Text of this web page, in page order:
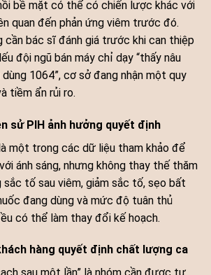
bề mặt có thể có chiến lược khác với
quan đến phản ứng viêm trước đó.
bác sĩ đánh giá trước khi can thiệp
đội ngũ bán máy chỉ dạy “thấy nâu
1064”, cơ sở đang nhận một quy
tiềm ẩn rủi ro.
sử PIH ảnh hưởng quyết định
một trong các dữ liệu tham khảo để
ánh sáng, nhưng không thay thế thăm
sắc tố sau viêm, giảm sắc tố, sẹo bất
đang dùng và mức độ tuân thủ
có thể làm thay đổi kế hoạch.
hàng quyết định chất lượng ca